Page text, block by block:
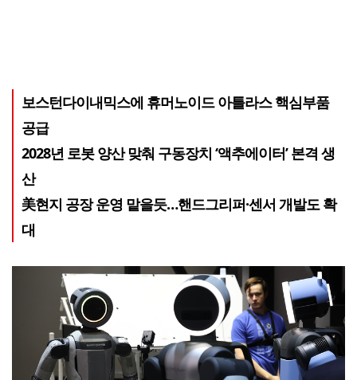
보스턴다이내믹스에 휴머노이드 아틀라스 핵심부품
공급
2028년 로봇 양산 맞춰 구동장치 ‘액추에이터’ 본격 생
산
美현지 공장 운영 맡을듯…핸드그리퍼·센서 개발도 확
대